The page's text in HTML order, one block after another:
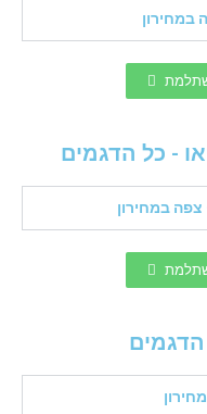
במחירון
- כל הדגמים
צפה במחירון
הדגמים